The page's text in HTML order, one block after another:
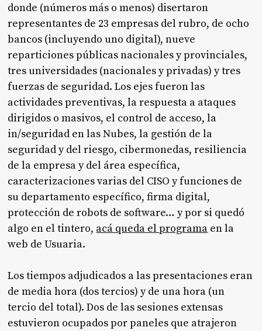
donde (números más o menos) disertaron
representantes de 23 empresas del rubro, de ocho
bancos (incluyendo uno digital), nueve
reparticiones públicas nacionales y provinciales,
tres universidades (nacionales y privadas) y tres
fuerzas de seguridad. Los ejes fueron las
actividades preventivas, la respuesta a ataques
dirigidos o masivos, el control de acceso, la
in/seguridad en las Nubes, la gestión de la
seguridad y del riesgo, cibermonedas, resiliencia
de la empresa y del área específica,
caracterizaciones varias del CISO y funciones de
su departamento específico, firma digital,
protección de robots de software… y por si quedó
algo en el tintero, acá queda el programa en la
web de Usuaria.
Los tiempos adjudicados a las presentaciones eran
de media hora (dos tercios) y de una hora (un
tercio del total). Dos de las sesiones extensas
estuvieron ocupados por paneles que atrajeron